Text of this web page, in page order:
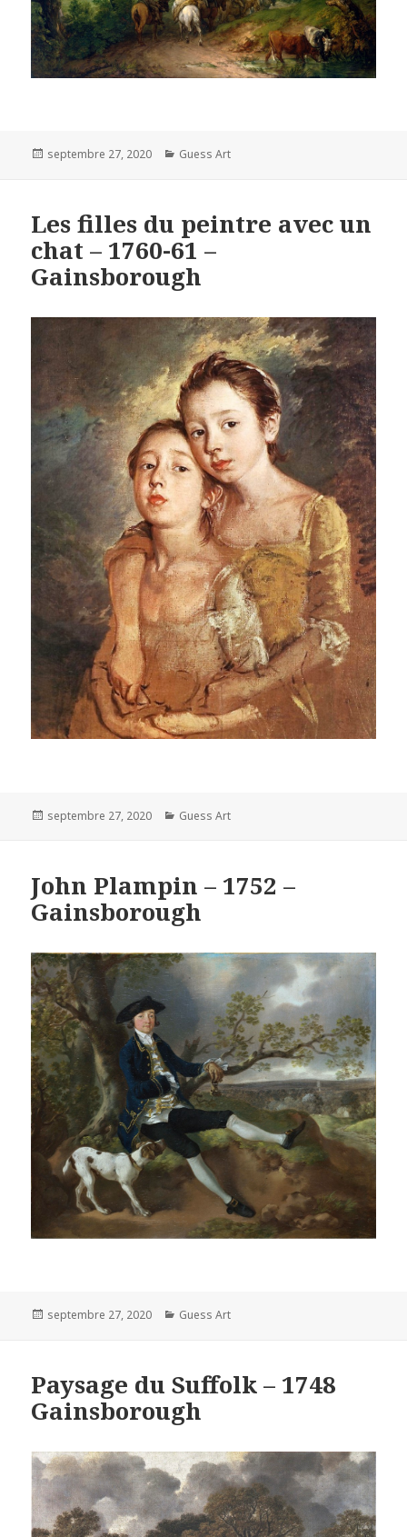
Posted
septembre 27, 2020 Categories
Guess Art
Les filles du peintre avec un
chat – 1760-61 –
Gainsborough
Posted
septembre 27, 2020 Categories
Guess Art
John Plampin – 1752 –
Gainsborough
Posted
septembre 27, 2020 Categories
Guess Art
Paysage du Suffolk – 1748
Gainsborough